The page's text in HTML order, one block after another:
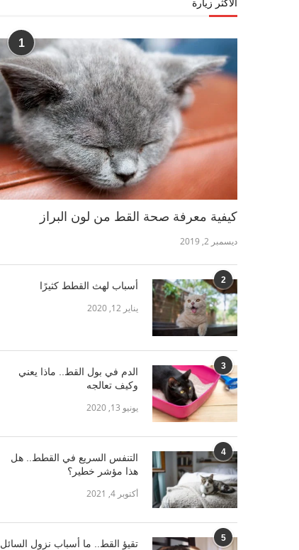
الأكثر زيارة
1
كيفية معرفة صحة القط من لون البراز
ديسمبر 2, 2019
2 أسباب لهث القطط كثيرًا
يناير 12, 2020
3
الدم في بول القط.. ماذا يعني
وكيف تعالجه
يونيو 13, 2020
4
التنفس السريع في القطط.. هل
هذا مؤشر خطير؟
أكتوبر 4, 2021
5
تقيؤ القط.. ما أسباب نزول السائل